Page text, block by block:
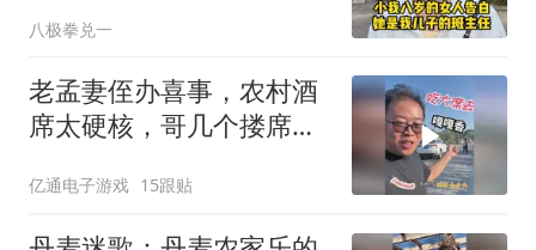
八极拳兑一
老孟妻侄办喜事，农村酒
席太硬核，哥几个搂席嘎
亿通电子游戏 15跟贴